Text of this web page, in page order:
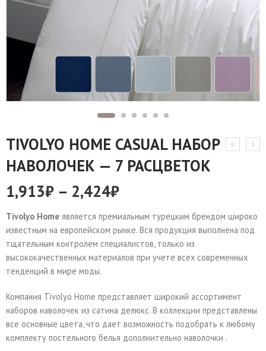
TIVOLYO HOME CASUAL НАБОР
НАВОЛОЧЕК — 7 РАСЦВЕТОК
1,913₽ – 2,424₽
Tivolyo Home является премиальным турецким брендом широко
известным на европейском рынке. Вся продукция выполнена под
тщательным контролем специалистов, только из
высококачественных материалов при учете всех современных
тенденций в мире моды.
Компания Tivolyo Home представляет широкий ассортимент
наборов наволочек из сатина делюкс. В коллекции представлены
все основные цвета, что дает возможность подобрать к любому
комплекту постельного белья дополнительно наволочки .